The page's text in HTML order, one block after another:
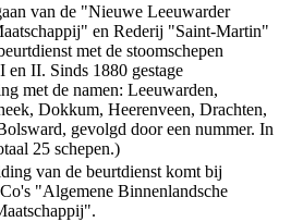
van de "Nieuwe Leeuwarder
en Rederij "Saint-Martin"
met de stoomschepen
en II. Sinds 1880 gestage
met de namen: Leeuwarden,
Dokkum, Heerenveen, Drachten,
gevolgd door een nummer. In
25 schepen.)
van de beurtdienst komt bij
"Algemene Binnenlandsche